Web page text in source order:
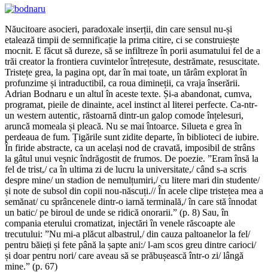
Năucitoare asocieri, paradoxale inserții, din care sensul nu-și
etalează timpii de semnificație la prima citire, ci se construiește
mocnit. E făcut să dureze, să se infiltreze în porii asumatului fel de a
trăi creator la frontiera cuvintelor întrețesute, destrămate, resuscitate.
Tristețe grea, la pagina opt, dar în mai toate, un tărâm explorat în
profunzime și intraductibil, ca roua dimineții, ca vraja înserării.
Adrian Bodnaru e un altul în aceste texte. Și-a abandonat, cumva,
programat, pieile de dinainte, acel instinct al literei perfecte. Ca-ntr-
un western autentic, răstoarnă dintr-un galop comode înțelesuri,
aruncă momeala și pleacă. Nu se mai întoarce. Silueta e grea în
perdeaua de fum. Țigările sunt zidite departe, în biblioteci de iubire.
În firide abstracte, ca un același nod de cravată, imposibil de strâns
la gâtul unui veșnic îndrăgostit de frumos. De poezie. ”Eram însă la
fel de trist,/ ca în ultima zi de lucru la universitate,/ când s-a scris
despre mine/ un stadion de nemulțumiri,/ cu litere mari din studente/
și note de subsol din copii nou-născuți.// În acele clipe tristețea mea a
semănat/ cu sprâncenele dintr-o iarnă terminală,/ în care stă înnodat
un batic/ pe biroul de unde se ridică onorarii.” (p. 8) Sau, în
compania eterului cromatizat, injectări în venele răscoapte ale
trecutului: ”Nu mi-a plăcut albastrul,/ din cauza paltoanelor la fel/
pentru băieți și fete până la șapte ani:/ l-am scos greu dintre carioci/
și doar pentru nori/ care aveau să se prăbușească într-o zi/ lângă
mine.” (p. 67)